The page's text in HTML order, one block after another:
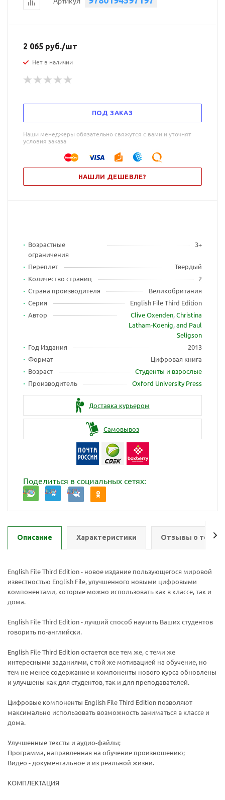
2 065 руб./шт
Нет в наличии
ПОД ЗАКАЗ
Наши менеджеры обязательно свяжутся с вами и уточнят
условия заказа
НАШЛИ ДЕШЕВЛЕ?
Возрастные
ограничения
3+
Переплет
Твердый
Количество страниц
2
Страна производителя
Великобритания
Серия
English File Third Edition
Автор
Clive Oxenden,Christina
Latham-Koenig,and Paul
Seligson
Год Издания
2013
Формат
Цифровая книга
Возраст
Студенты и взрослые
Производитель
Oxford University Press
Доставка курьером
Самовывоз
Поделиться в социальных сетях:
Описание Характеристики Отзывы о
English File Third Edition - новое издание пользующегося мировой
известностью English File, улучшенного новыми цифровыми
компонентами, которые можно использовать как в классе, так и
дома.
English File Third Edition - лучший способ научить Ваших студентов
говорить по-английски.
English File Third Edition остается все тем же, с теми же
интересными заданиями, с той же мотивацией на обучение, но
тем не менее содержание и компоненты нового курса обновлены
и улучшены как для студентов, так и для преподавателей.
Цифровые компоненты English File Third Edition позволяют
максимально использовать возможность заниматься в классе и
дома.
Улучшенные тексты и аудио-файлы;
Программа, направленная на обучение произношению;
Видео - документальное и из реальной жизни.
КОМПЛЕКТАЦИЯ